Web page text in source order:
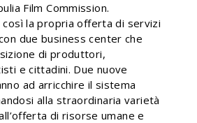
Film Commission.
così la propria offerta di servizi
due business center che
di produttori,
e cittadini. Due nuove
ad arricchire il sistema
alla straordinaria varietà
di risorse umane e